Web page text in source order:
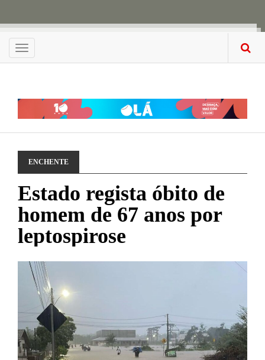
Menu
ENCHENTE
Estado regista óbito de
homem de 67 anos por
leptospirose